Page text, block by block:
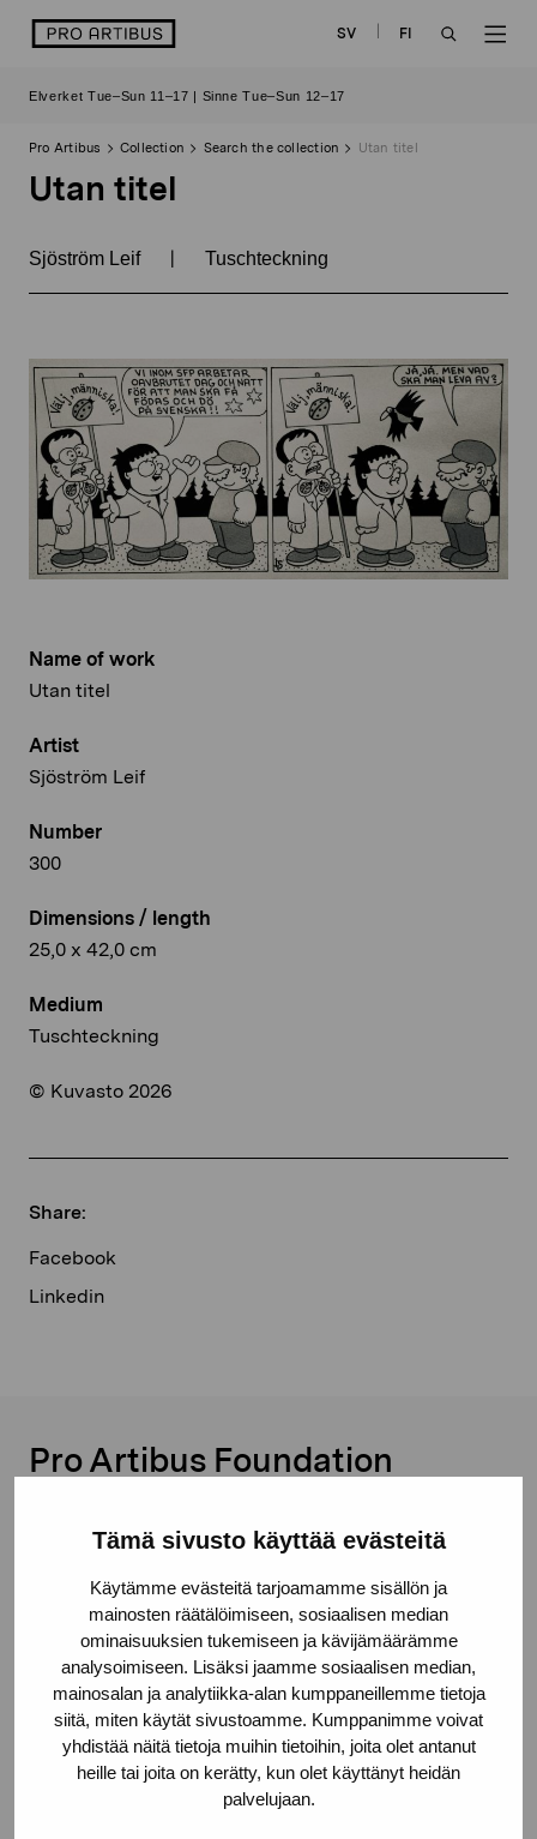
Tämä sivusto käyttää evästeitä
Käytämme evästeitä tarjoamamme sisällön ja
mainosten räätälöimiseen, sosiaalisen median
ominaisuuksien tukemiseen ja kävijämäärämme
analysoimiseen. Lisäksi jaamme sosiaalisen median,
mainosalan ja analytiikka-alan kumppaneillemme tietoja
siitä, miten käytät sivustoamme. Kumppanimme voivat
yhdistää näitä tietoja muihin tietoihin, joita olet antanut
heille tai joita on kerätty, kun olet käyttänyt heidän
palvelujaan.
logo SV
FI
Elverket Tue–Sun 11–17 | Sinne Tue–Sun 12–17
Pro Artibus Collection Search the collection Utan titel
Utan titel
Sjöström Leif | Tuschteckning
Name of work
Utan titel
Artist
Sjöström Leif
Number
300
Dimensions / length
25,0 x 42,0 cm
Medium
Tuschteckning
© Kuvasto 2026
Share:
Facebook
Linkedin
Pro Artibus Foundation
Gustav Wasas gata 11
proartibus@proartibus.fi
+358 (0)50 371 6339
Contact us